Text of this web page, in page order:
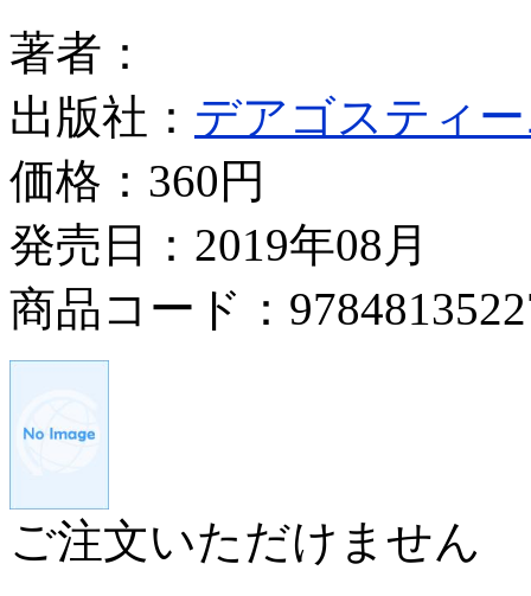
著者：
出版社： デアゴスティ
価格： 360円
発売日：2019年08月
商品コード：
ご注文いただけません